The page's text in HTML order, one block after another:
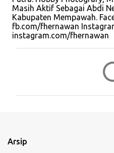
Masih Aktif Sebagai Abdi
Kabupaten Mempawah.
fb.com/fhernawan
instagram.com/fhernawan
Arsip